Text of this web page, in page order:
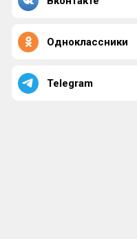
Одноклассники
Telegram